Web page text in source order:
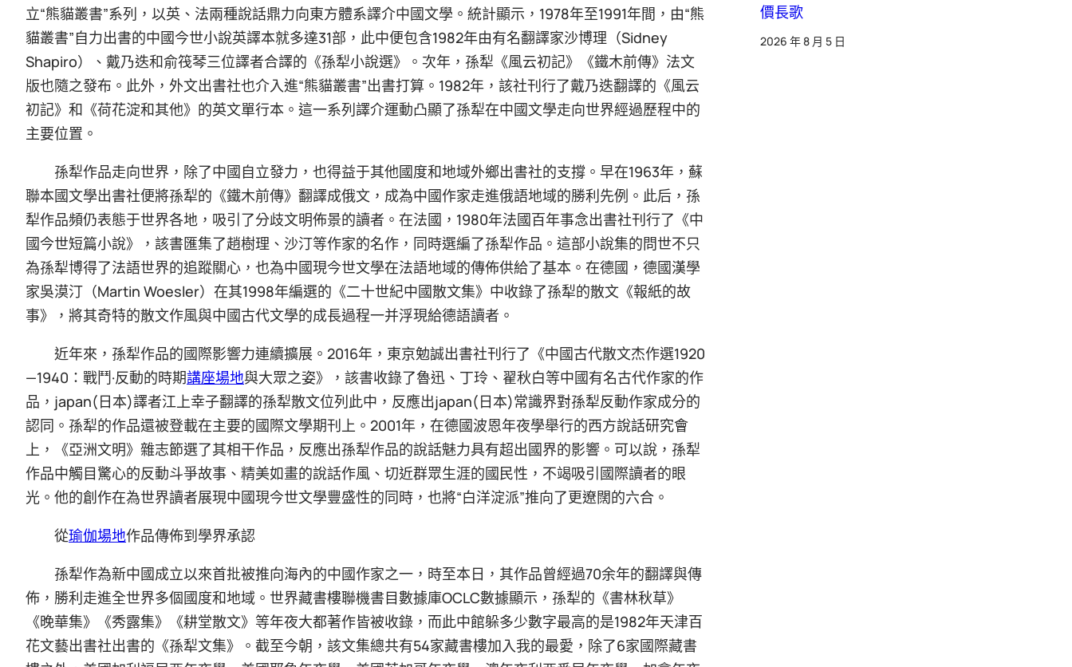
立“熊貓叢書”系列，以英、法兩種說話鼎力向東方體系譯介中國文學。統計顯示，1978年至1991年間，由“熊
貓叢書”自力出書的中國今世小說英譯本就多達31部，此中便包含1982年由有名翻譯家沙博理（Sidney
Shapiro）、戴乃迭和俞筏琴三位譯者合譯的《孫犁小說選》。次年，孫犁《風云初記》《鐵木前傳》法文
版也隨之發布。此外，外文出書社也介入進“熊貓叢書”出書打算。1982年，該社刊行了戴乃迭翻譯的《風云
初記》和《荷花淀和其他》的英文單行本。這一系列譯介運動凸顯了孫犁在中國文學走向世界經過歷程中的
主要位置。
孫犁作品走向世界，除了中國自立發力，也得益于其他國度和地域外鄉出書社的支撐。早在1963年，蘇
聯本國文學出書社便將孫犁的《鐵木前傳》翻譯成俄文，成為中國作家走進俄語地域的勝利先例。此后，孫
犁作品頻仍表態于世界各地，吸引了分歧文明佈景的讀者。在法國，1980年法國百年事念出書社刊行了《中
國今世短篇小說》，該書匯集了趙樹理、沙汀等作家的名作，同時選編了孫犁作品。這部小說集的問世不只
為孫犁博得了法語世界的追蹤關心，也為中國現今世文學在法語地域的傳佈供給了基本。在德國，德國漢學
家吳漠汀（Martin Woesler）在其1998年編選的《二十世紀中國散文集》中收錄了孫犁的散文《報紙的故
事》，將其奇特的散文作風與中國古代文學的成長過程一并浮現給德語讀者。
近年來，孫犁作品的國際影響力連續擴展。2016年，東京勉誠出書社刊行了《中國古代散文杰作選1920
—1940：戰鬥·反動的時期講座場地與大眾之姿》，該書收錄了魯迅、丁玲、翟秋白等中國有名古代作家的作
品，japan(日本)譯者江上幸子翻譯的孫犁散文位列此中，反應出japan(日本)常識界對孫犁反動作家成分的
認同。孫犁的作品還被登載在主要的國際文學期刊上。2001年，在德國波恩年夜學舉行的西方說話研究會
上，《亞洲文明》雜志節選了其相干作品，反應出孫犁作品的說話魅力具有超出國界的影響。可以說，孫犁
作品中觸目驚心的反動斗爭故事、精美如畫的說話作風、切近群眾生涯的國民性，不竭吸引國際讀者的眼
光。他的創作在為世界讀者展現中國現今世文學豐盛性的同時，也將“白洋淀派”推向了更遼闊的六合。
從瑜伽場地作品傳佈到學界承認
孫犁作為新中國成立以來首批被推向海內的中國作家之一，時至本日，其作品曾經過70余年的翻譯與傳
佈，勝利走進全世界多個國度和地域。世界藏書樓聯機書目數據庫OCLC數據顯示，孫犁的《書林秋草》
《晚華集》《秀露集》《耕堂散文》等年夜大都著作皆被收錄，而此中館躲多少數字最高的是1982年天津百
花文藝出書社出書的《孫犁文集》。截至今朝，該文集總共有54家藏書樓加入我的最愛，除了6家國際藏書
價長歌
2026 年 8 月 5 日